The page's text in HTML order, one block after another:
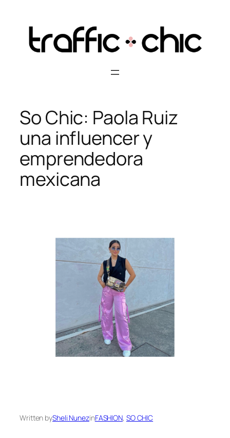
content
So Chic: Paola Ruiz
una influencer y
emprendedora
mexicana
Written bySheli NunezinFASHION, SO CHIC